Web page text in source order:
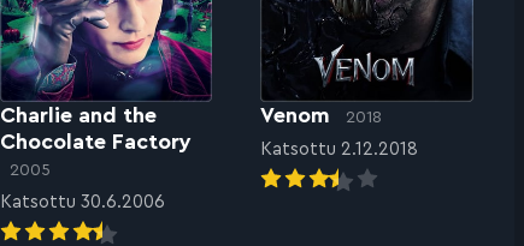
Charlie and the
Chocolate Factory
2005
Katsottu 30.6.2006
Venom 2018
Katsottu 2.12.2018